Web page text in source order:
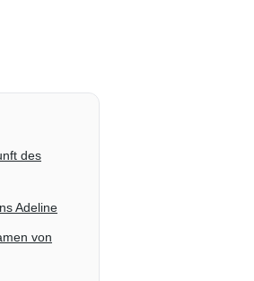
des
Adeline
von